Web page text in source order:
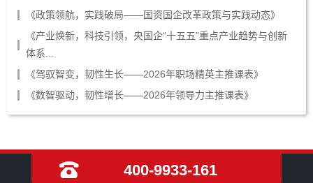
《政策领航，实践破局——国资国企改革政策与实践动态》
《产业焕新，科技引领，央国企“十五五”重点产业趋势与创新
体系...
《驾驭智变，韧性生长——2026年职场精英主推课表》
《数智驱动，韧性增长——2026年领导力主推课表》
400-9933-161